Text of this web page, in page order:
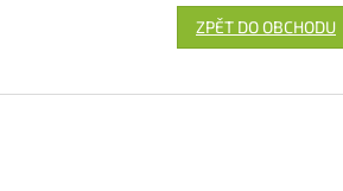
ZPĚT DO OBCHODU